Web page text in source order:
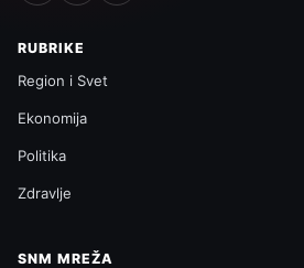
RUBRIKE
Region i Svet
Ekonomija
Politika
Zdravlje
SNM MREŽA